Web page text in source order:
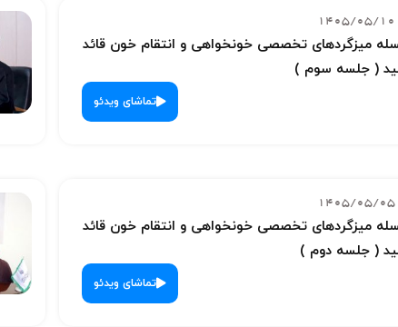
1405/05/10
میزگردهای تخصصی خونخواهی و انتقام خون قائد
( جلسه سوم )
تماشای ویدئو
1405/05/05
میزگردهای تخصصی خونخواهی و انتقام خون قائد
( جلسه دوم )
تماشای ویدئو